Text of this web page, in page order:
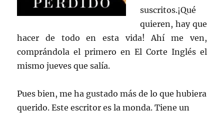
suscritos.¡Qué
quieren, hay que
hacer de todo en esta vida! Ahí me ven,
comprándola el primero en El Corte Inglés el
mismo jueves que salía.
Pues bien, me ha gustado más de lo que hubiera
querido. Este escritor es la monda. Tiene un